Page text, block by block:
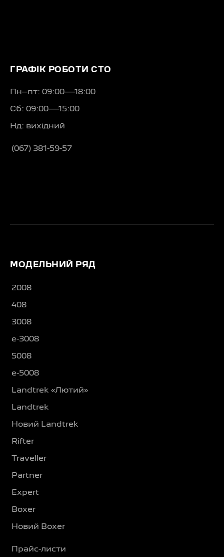
ГРАФІК РОБОТИ СТО
Пн–пт: 09:00—18:00
Сб: 09:00—15:00
Нд: вихідний
(067) 381-59-57
МОДЕЛЬНИЙ РЯД
2008
408
3008
e-3008
5008
e-5008
Landtrek «Лютий»
Landtrek
Новий Landtrek
Rifter
Traveller
Partner
Expert
Boxer
Новий Boxer
Прайс-листи